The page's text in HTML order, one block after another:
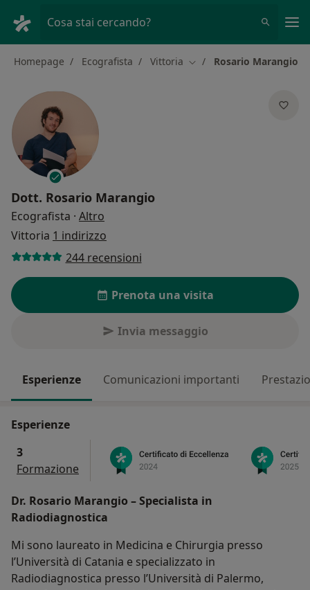
Cosa stai cercando?
Homepage Ecografista Vittoria Cambia città
Rosario Marangio
Dott. Rosario Marangio
Ecografista · Altro
Vittoria 1 indirizzo
244 recensioni
Prenota una visita
Invia messaggio
Esperienze Comunicazioni importanti
Esperienze
3
Formazione
Dr. Rosario Marangio – Specialista in
Radiodiagnostica
Mi sono laureato in Medicina e Chirurgia presso
l’Università di Catania e specializzato in
Radiodiagnostica presso l’Università di Palermo,